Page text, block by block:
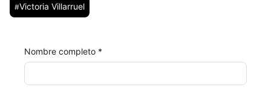
#Victoria Villarruel
Nombre completo *